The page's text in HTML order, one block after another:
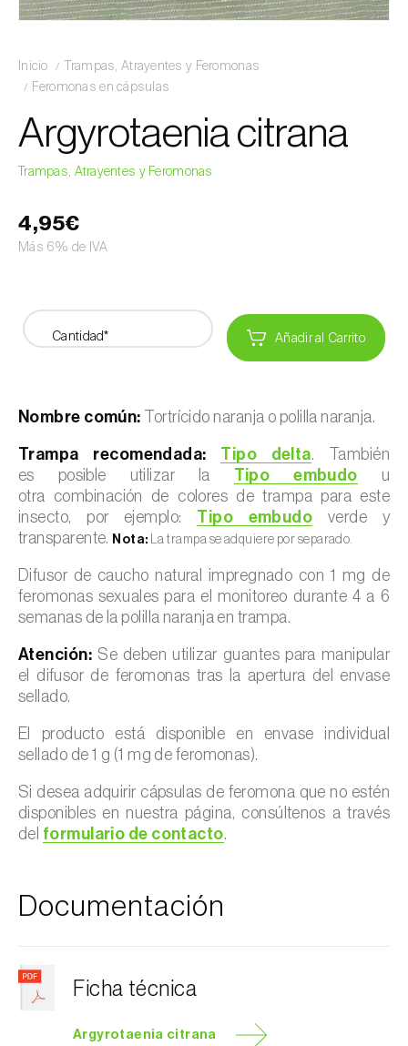
Inicio
Trampas, Atrayentes y Feromonas
Feromonas en cápsulas
Argyrotaenia citrana
Trampas, Atrayentes y Feromonas
4,95€
Más 6% de IVA
Cantidad* Añadir al Carrito
Nombre común: Tortrícido naranja o polilla naranja.
Trampa recomendada: Tipo delta. También
es posible utilizar la Tipo embudo u
otra combinación de colores de trampa para este
insecto, por ejemplo: Tipo embudo verde y
transparente. Nota: La trampa se adquiere por separado.
Difusor de caucho natural impregnado con 1 mg de
feromonas sexuales para el monitoreo durante 4 a 6
semanas de la polilla naranja en trampa.
Atención: Se deben utilizar guantes para manipular
el difusor de feromonas tras la apertura del envase
sellado.
El producto está disponible en envase individual
sellado de 1 g (1 mg de feromonas).
Si desea adquirir cápsulas de feromona que no estén
disponibles en nuestra página, consúltenos a través
del formulario de contacto.
Documentación
Ficha técnica
Argyrotaenia citrana